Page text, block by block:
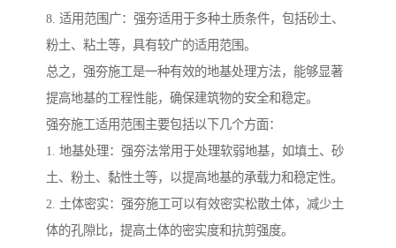
8. 适用范围广：强夯适用于多种土质条件，包括砂土、
粉土、粘土等，具有较广的适用范围。
总之，强夯施工是一种有效的地基处理方法，能够显著
提高地基的工程性能，确保建筑物的安全和稳定。
强夯施工适用范围主要包括以下几个方面：
1. 地基处理：强夯法常用于处理软弱地基，如填土、砂
土、粉土、黏性土等，以提高地基的承载力和稳定性。
2. 土体密实：强夯施工可以有效密实松散土体，减少土
体的孔隙比，提高土体的密实度和抗剪强度。